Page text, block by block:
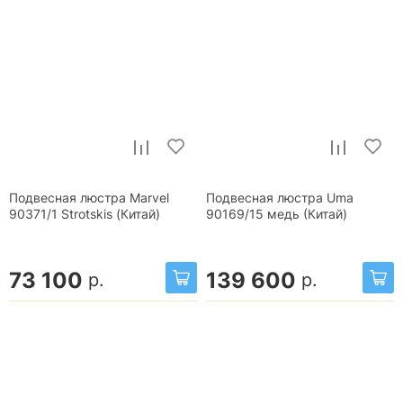
Подвесная люстра Marvel
90371/1 Strotskis (Китай)
73 100 р.
Подвесная люстра Uma
90169/15 медь (Китай)
139 600 р.